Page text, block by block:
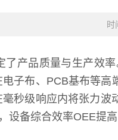
产品质量与生产效
子布、PCB基布等
秒级响应内将张力
备综合效率OEE提